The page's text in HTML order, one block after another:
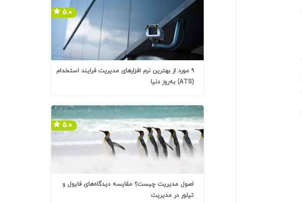
۹ مورد از بهترین نرم افزارهای مدیریت فرایند استخدام
(ATS) به‌روز دنیا
۵.۰
اصول مدیریت چیست؟ مقایسه دیدگاه‌های فایول و
تیلور در مدیریت
۵.۰